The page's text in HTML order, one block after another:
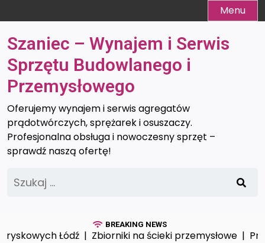
to
content
Menu
Szaniec – Wynajem i Serwis
Sprzętu Budowlanego i
Przemysłowego
Oferujemy wynajem i serwis agregatów
prądotwórczych, sprężarek i osuszaczy.
Profesjonalna obsługa i nowoczesny sprzęt –
sprawdź naszą ofertę!
BREAKING NEWS
Łódź |Zbiorniki na ścieki przemysłowe |